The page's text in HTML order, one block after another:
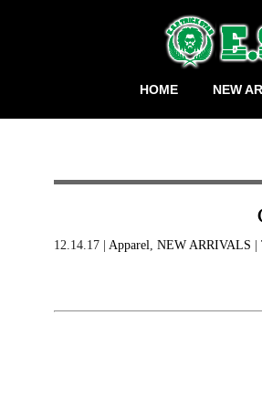
HOME NEW
12.14.17 | Apparel NEW ARRIVALS |